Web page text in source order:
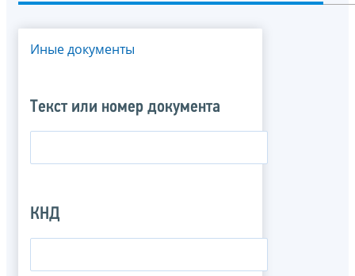
Иные документы
Текст или номер документа
КНД